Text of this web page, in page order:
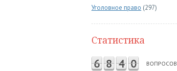
Уголовное право (297)
Статистика
6 8 4 0 ВОПРОСОВ